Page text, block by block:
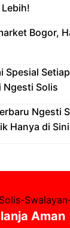
Bogor,
Spesial
Ngesti Solis
Ngesti
Hanya di
Aman